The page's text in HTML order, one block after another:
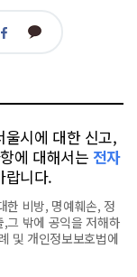
페 카
시에 대한 신고,
에 대해서는 전자
랍니다.
한 비방, 명예훼손, 정
그 밖에 공익을 저해하
및 개인정보보호법에